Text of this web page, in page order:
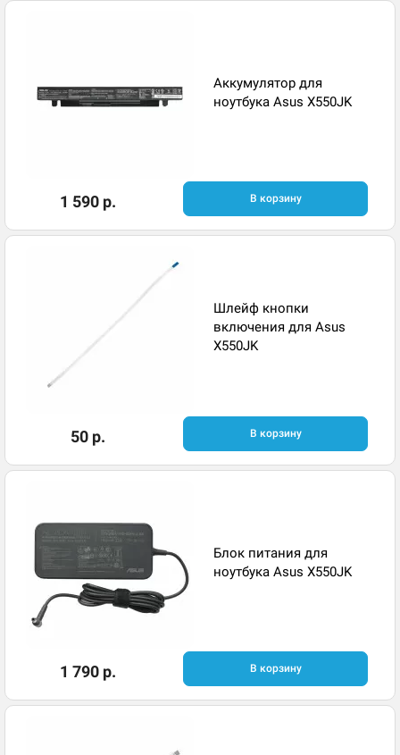
Аккумулятор для
ноутбука Asus X550JK
1 590 р. В корзину
Шлейф кнопки
включения для Asus
X550JK
50 р. В корзину
Блок питания для
ноутбука Asus X550JK
1 790 р. В корзину